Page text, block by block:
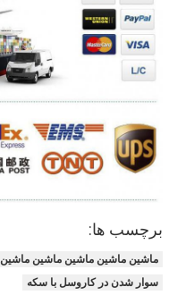
برچسب ها:
ماشين ماشين ماشين ماشين ماشين
سوار شدن در کاروسل با سکه